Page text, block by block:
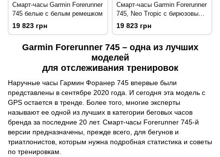
Смарт-часы Garmin Forerunner
745 белые с белым ремешком
19 823 грн
Смарт-часы Garmin Forerunner
745, Neo Tropic с бирюзовым
ремешком
19 823 грн
Garmin Forerunner 745 – одна из лучших
моделей
для отслеживания тренировок
Наручные часы Гармин Форанер 745 впервые были
представлены в сентябре 2020 года. И сегодня эта модель с
GPS остается в тренде. Более того, многие эксперты
называют ее одной из лучших в категории беговых часов
бренда за последние 20 лет. Смарт-часы Forerunner 745-й
версии предназначены, прежде всего, для бегунов и
триатлонистов, которым нужна подробная статистика и советы
по тренировкам.